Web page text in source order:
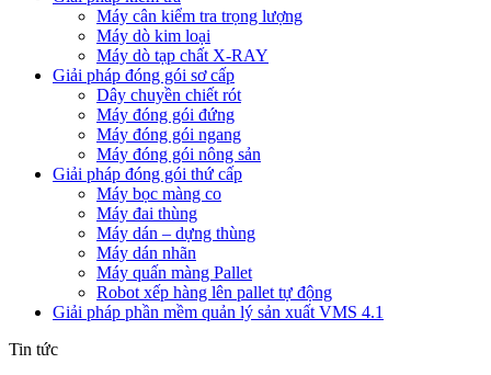
Máy cân kiểm tra trọng lượng
Máy dò kim loại
Máy dò tạp chất X-RAY
Giải pháp đóng gói sơ cấp
Dây chuyền chiết rót
Máy đóng gói đứng
Máy đóng gói ngang
Máy đóng gói nông sản
Giải pháp đóng gói thứ cấp
Máy bọc màng co
Máy đai thùng
Máy dán – dựng thùng
Máy dán nhãn
Máy quấn màng Pallet
Robot xếp hàng lên pallet tự động
Giải pháp phần mềm quản lý sản xuất VMS 4.1
Tin tức